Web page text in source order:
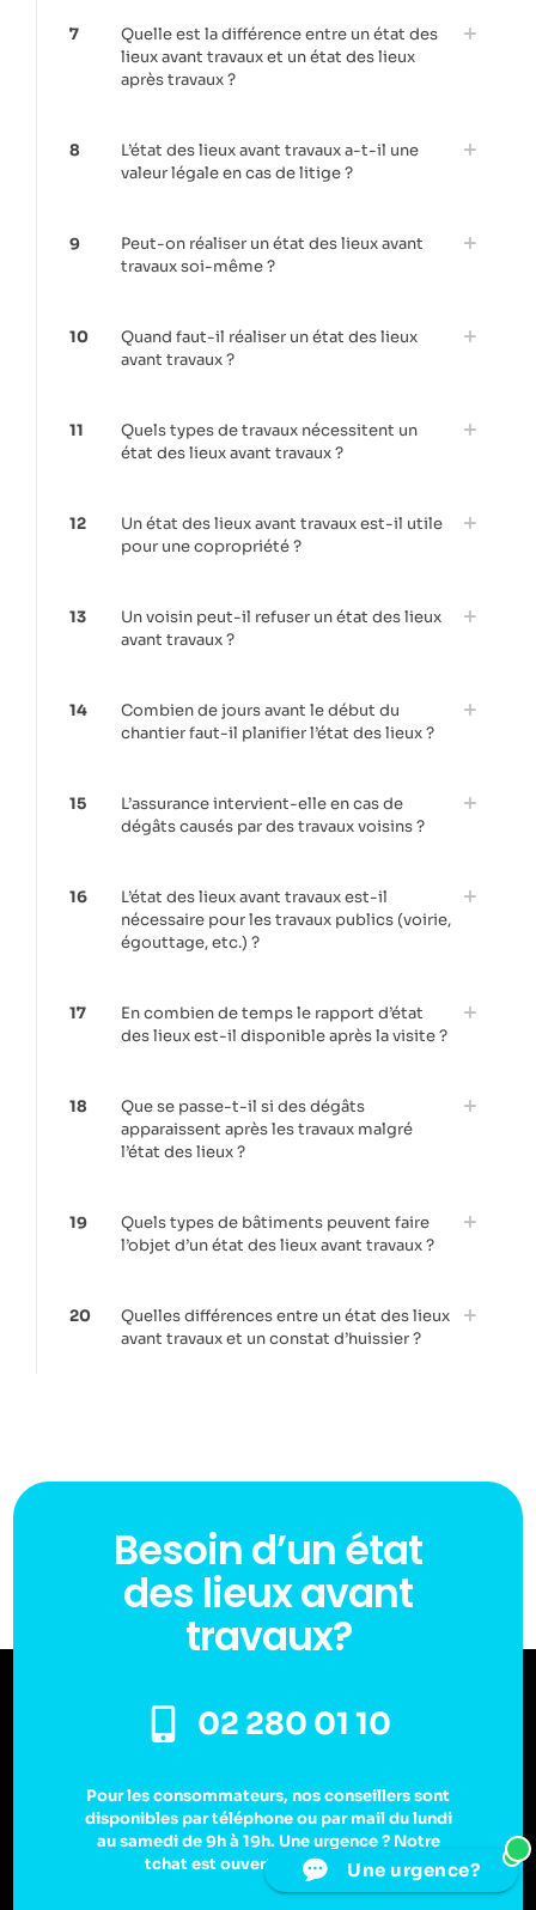
7
Quelle est la différence entre un état des
lieux avant travaux et un état des lieux
après travaux ?
8
L’état des lieux avant travaux a-t-il une
valeur légale en cas de litige ?
9
Peut-on réaliser un état des lieux avant
travaux soi-même ?
10
Quand faut-il réaliser un état des lieux
avant travaux ?
11
Quels types de travaux nécessitent un
état des lieux avant travaux ?
12
Un état des lieux avant travaux est-il utile
pour une copropriété ?
13
Un voisin peut-il refuser un état des lieux
avant travaux ?
14
Combien de jours avant le début du
chantier faut-il planifier l’état des lieux ?
15
L’assurance intervient-elle en cas de
dégâts causés par des travaux voisins ?
16
L’état des lieux avant travaux est-il
nécessaire pour les travaux publics (voirie,
égouttage, etc.) ?
17
En combien de temps le rapport d’état
des lieux est-il disponible après la visite ?
18
Que se passe-t-il si des dégâts
apparaissent après les travaux malgré
l’état des lieux ?
19
Quels types de bâtiments peuvent faire
l’objet d’un état des lieux avant travaux ?
20
Quelles différences entre un état des lieux
avant travaux et un constat d’huissier ?
Besoin d’un état
des lieux avant
travaux?
02 280 01 10
Pour les consommateurs, nos conseillers sont
disponibles par téléphone ou par mail du lundi
au samedi de 9h à 19h. Une urgence ? Notre
tchat est ouvert 24h/24 et 7j/7.Une urgence?